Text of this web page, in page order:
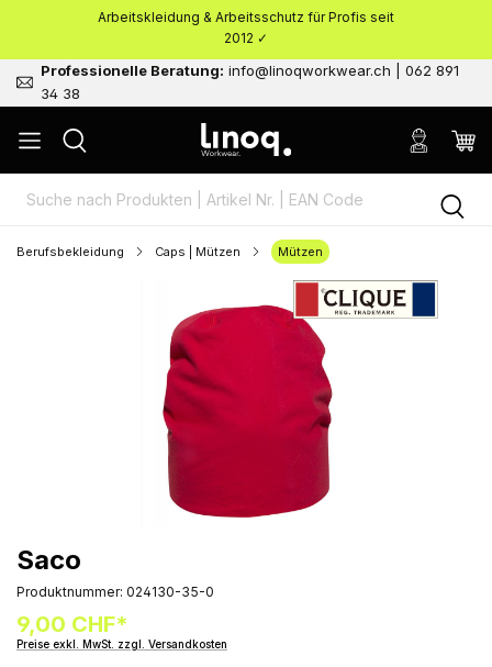
springenArbeitskleidung & Arbeitsschutz für Profis seit
2012 ✓
Professionelle Beratung: info@linoqworkwear.ch | 062 891
34 38
Berufsbekleidung Caps | Mützen Mützen
Saco
Produktnummer: 024130-35-0
9,00 CHF*
Preise exkl. MwSt. zzgl. Versandkosten